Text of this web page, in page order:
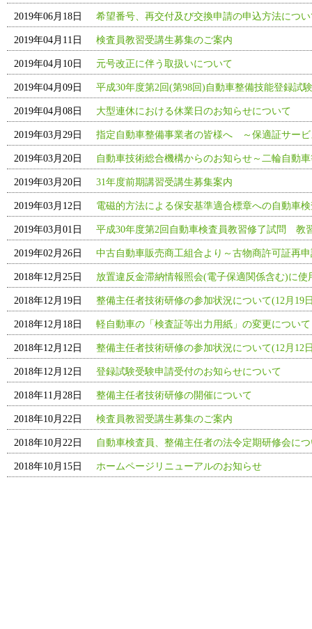
2019年06月18日 希望番号、再交付及び交換申請の申込方法につ
2019年04月11日 検査員教習受講生募集のご案内
2019年04月10日 元号改正に伴う取扱いについて
2019年04月09日 平成30年度第2回(第98回)自動車整備技能登録試
2019年04月08日 大型連休における休業日のお知らせについて
2019年03月29日 指定自動車整備事業者の皆様へ ～保適証サー
2019年03月20日 自動車技術総合機構からのお知らせ～二輪自動
2019年03月20日 31年度前期講習受講生募集案内
2019年03月12日 電磁的方法による保安基準適合標章への自動車
2019年03月01日 平成30年度第2回自動車検査員教習修了試問 教
2019年02月26日 中古自動車販売商工組合より～古物商許可証再
2018年12月25日 放置違反金滞納情報照会(電子保適関係含む)に
2018年12月19日 整備主任者技術研修の参加状況について(12月19
2018年12月18日 軽自動車の「検査証等出力用紙」の変更について
2018年12月12日 整備主任者技術研修の参加状況について(12月12
2018年12月12日 登録試験受験申請受付のお知らせについて
2018年11月28日 整備主任者技術研修の開催について
2018年10月22日 検査員教習受講生募集のご案内
2018年10月22日 自動車検査員、整備主任者の法令定期研修会に
2018年10月15日 ホームページリニューアルのお知らせ